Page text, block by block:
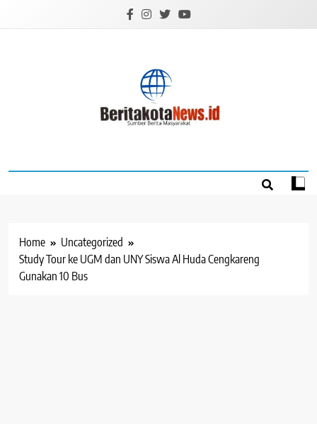
Home
Uncategorized
Study Tour ke UGM dan UNY Siswa Al Huda Cengkareng
Gunakan 10 Bus